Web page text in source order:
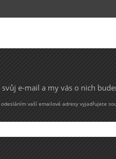
e-mail a my vás o nich
vaší emailové adresy vyjadřujete